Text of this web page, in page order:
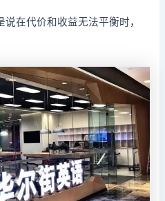
在代价和收益无法平衡时，